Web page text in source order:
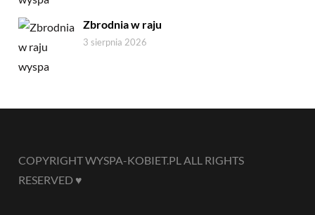
Zbrodnia w raju
3 sierpnia 2026
COPYRIGHT WYSPA-KOBIET.PL ALL RIGHTS
RESERVED ♥